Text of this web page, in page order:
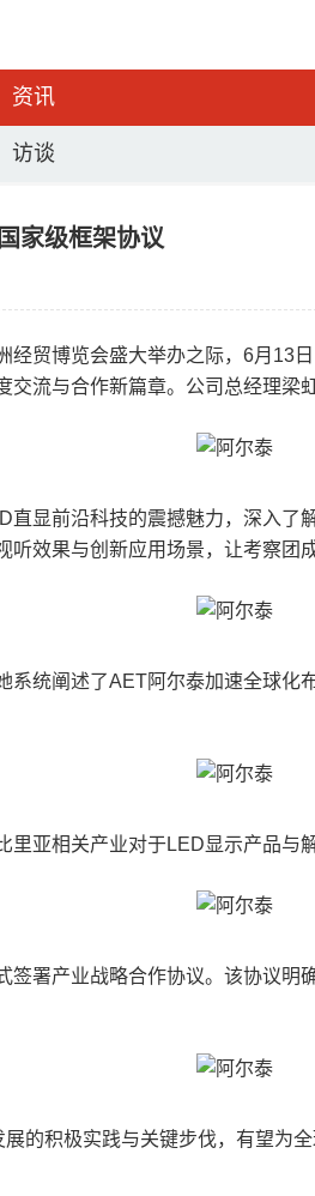
资讯
访谈
家级框架协议
贸博览会盛大举办之际，6月13
流与合作新篇章。公司总经理梁
显前沿科技的震撼魅力，深入
效果与创新应用场景，让考察团
统阐述了AET阿尔泰加速全球
亚相关产业对于LED显示产品与
署产业战略合作协议。该协议
的积极实践与关键步伐，有望为